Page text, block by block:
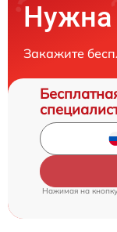
Нужна
Закажите
Нажимая на